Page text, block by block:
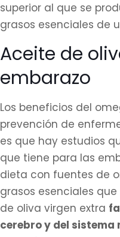
superior al que se
grasos esenciales de
Aceite de
embarazo
Los beneficios del
prevención de
es que hay estudios
que tiene para las
dieta con fuentes de
grasos esenciales
de oliva virgen extra
cerebro y del sistema